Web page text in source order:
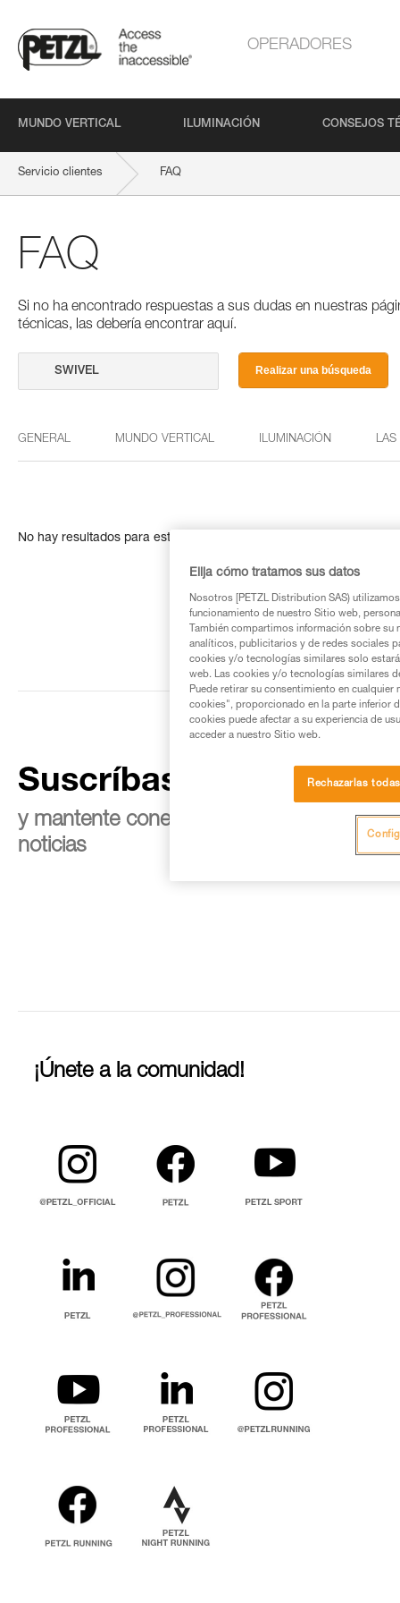
OPERADORES
MUNDO VERTICAL ILUMINACIÓN CONSEJOS
Servicio clientes FAQ
FAQ
Si no ha encontrado respuestas a sus dudas en nuestras
técnicas, las debería encontrar aquí.
Realizar una búsqueda
GENERAL MUNDO VERTICAL ILUMINACIÓN LAS
No hay resultados para esta búsqueda
Suscríbase al boletín
y mantente conectado con nuestras
noticias
¡Únete a la comunidad!
Elija cómo tratamos sus datos
Nosotros [PETZL Distribution SAS)
funcionamiento de nuestro Sitio web,
También compartimos información sobre
analíticos, publicitarios y de redes sociales
cookies y/o tecnologías similares solo
web. Las cookies y/o tecnologías similares
Puede retirar su consentimiento en
cookies", proporcionado en la parte inferior
cookies puede afectar a su experiencia de
acceder a nuestro Sitio web.
Rechazarlas